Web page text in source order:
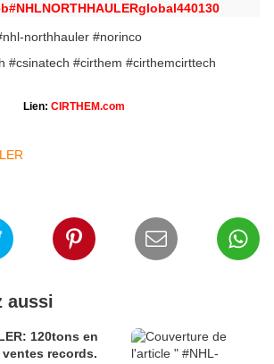
Lien: CIRTHEM.com
aussi
120tons en
records.